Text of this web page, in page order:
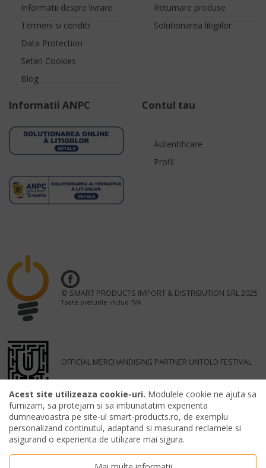
Informatii despre livrare
Termeni si conditii
Data Protection
Setari Cookies
Blog
Returnare produse
Solutionarea litigiilor
Informatii ANPC Contul tau
Autentificare
Profil
© SMART PRODUCTS IMPORT & DISTRIBUTION SRL 2025
Toate preturile includ TVA
OFFICIAL MERCHANDISING PARTNER UNTOLD FESTIVAL
Acest site utilizeaza cookie-uri. Modulele cookie ne ajuta sa
furnizam, sa protejam si sa imbunatatim experienta
dumneavoastra pe site-ul smart-products.ro, de exemplu
personalizand continutul, adaptand si masurand reclamele si
asigurand o experienta de utilizare mai sigura.